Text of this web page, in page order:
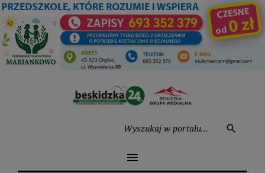
Przejdź
do
treści
search
menu